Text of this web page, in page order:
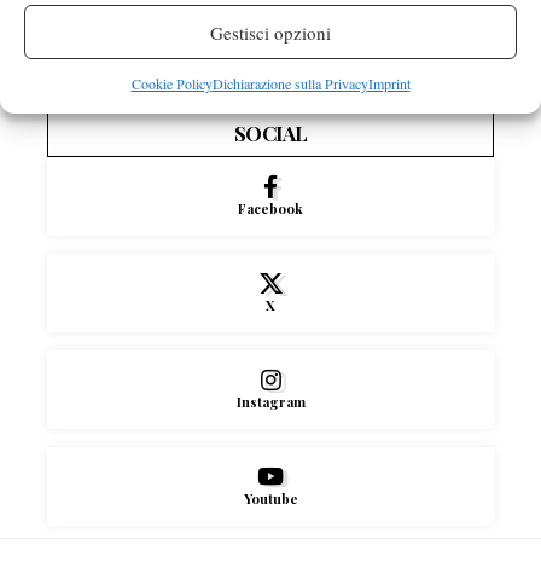
Gestisci opzioni
Cookie PolicyDichiarazione sulla PrivacyImprint
orari e ordine di gioco di mercoledì 5
SOCIAL
Facebook
X
Instagram
Youtube